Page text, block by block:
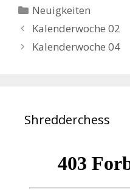
Kategorien
Neuigkeiten
Kalenderwoche 02
Kalenderwoche 04
Shredderchess